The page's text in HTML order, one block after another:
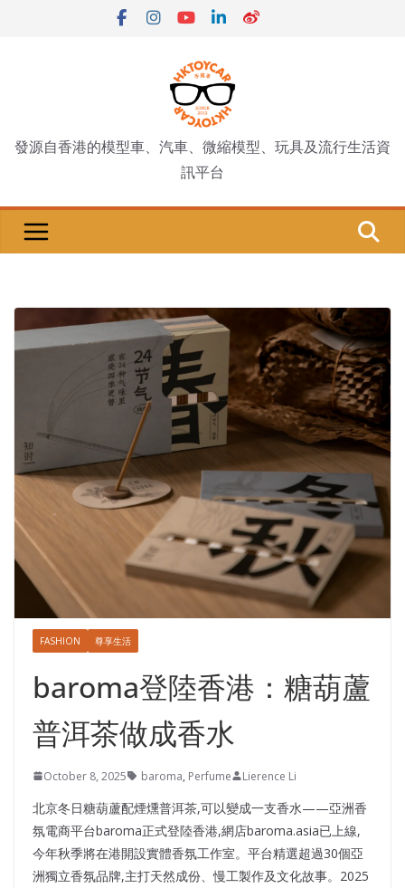
發源自香港的模型車、汽車、微縮模型、玩具及流行生活資
訊平台
FASHION 尊享生活
baroma登陸香港：糖葫蘆
普洱茶做成香水
October 8, 2025 baroma, Perfume Lierence Li
北京冬日糖葫蘆配煙燻普洱茶,可以變成一支香水——亞洲香
氛電商平台baroma正式登陸香港,網店baroma.asia已上線,
今年秋季將在港開設實體香氛工作室。平台精選超過30個亞
洲獨立香氛品牌,主打天然成份、慢工製作及文化故事。2025